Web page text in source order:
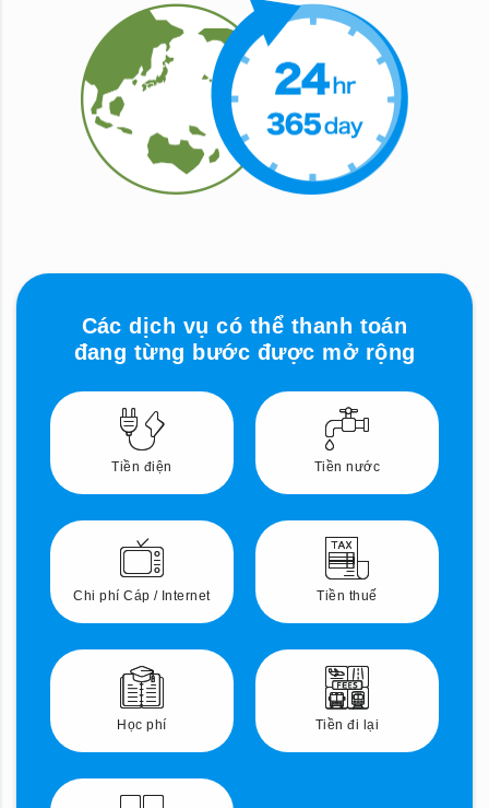
Các dịch vụ có thể thanh toán
đang từng bước được mở rộng
Tiền điện Tiền nước
Chi phí Cáp / Internet Tiền thuế
Học phí Tiền đi lại